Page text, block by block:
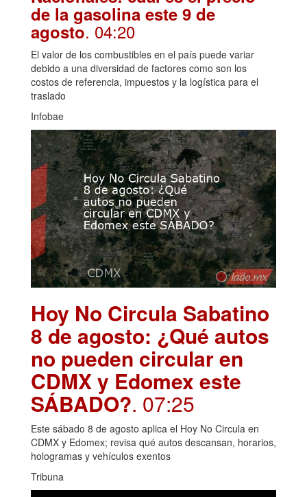
de la gasolina este 9 de
agosto. 04:20
El valor de los combustibles en el país puede variar
debido a una diversidad de factores como son los
costos de referencia, impuestos y la logística para el
traslado
Infobae
Hoy No Circula Sabatino
8 de agosto: ¿Qué autos
no pueden circular en
CDMX y Edomex este
SÁBADO?. 07:25
Este sábado 8 de agosto aplica el Hoy No Circula en
CDMX y Edomex; revisa qué autos descansan, horarios,
hologramas y vehículos exentos
Tribuna